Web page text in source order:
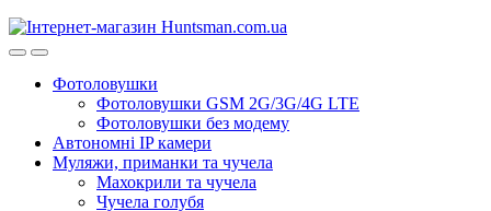
Фотоловушки
Фотоловушки GSM 2G/3G/4G LTE
Фотоловушки без модему
Автономні IP камери
Муляжи, приманки та чучела
Махокрили та чучела
Чучела голубя